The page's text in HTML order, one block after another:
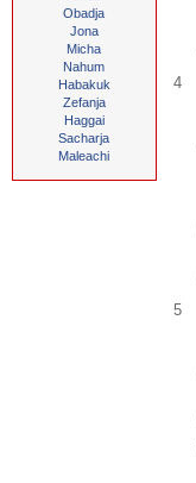
Obadja
Jona
Micha
Nahum
Habakuk
Zefanja
Haggai
Sacharja
Maleachi
4
5